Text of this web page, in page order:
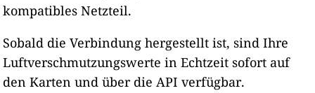
kompatibles Netzteil.
Sobald die Verbindung hergestellt ist, sind Ihre
Luftverschmutzungswerte in Echtzeit sofort auf
den Karten und über die API verfügbar.